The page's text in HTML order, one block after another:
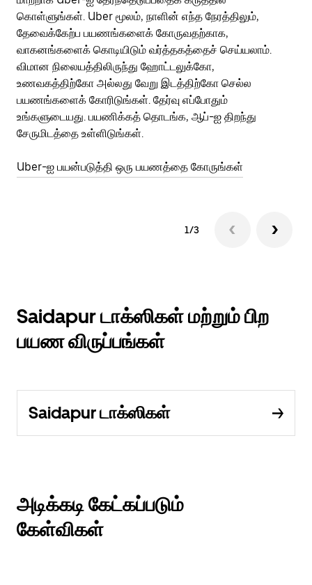
கொள்ளுங்கள். Uber மூலம், நாளின் எந்த நேரத்திலும்,
தேவைக்கேற்ப பயணங்களைக் கோருவதற்காக,
வாகனங்களைக் கொடியிடும் வர்த்தகத்தைச் செய்யலாம்.
விமான நிலையத்திலிருந்து ஹோட்டலுக்கோ,
உணவகத்திற்கோ அல்லது வேறு இடத்திற்கோ செல்ல
பயணங்களைக் கோரிடுங்கள். தேர்வு எப்போதும்
உங்களுடையது. பயணிக்கத் தொடங்க, ஆப்-ஐ திறந்து
சேருமிடத்தை உள்ளிடுங்கள்.
Uber-ஐ பயன்படுத்தி ஒரு பயணத்தை கோருங்கள்
1/3
Saidapur டாக்ஸிகள் மற்றும் பிற
பயண விருப்பங்கள்
Saidapur டாக்ஸிகள்
அடிக்கடி கேட்கப்படும்
கேள்விகள்